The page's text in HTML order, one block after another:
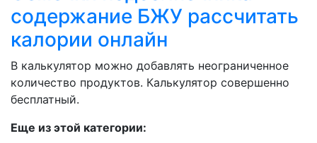
содержание БЖУ рассчитать
калории онлайн
В калькулятор можно добавлять неограниченное
количество продуктов. Калькулятор совершенно
бесплатный.
Еще из этой категории: